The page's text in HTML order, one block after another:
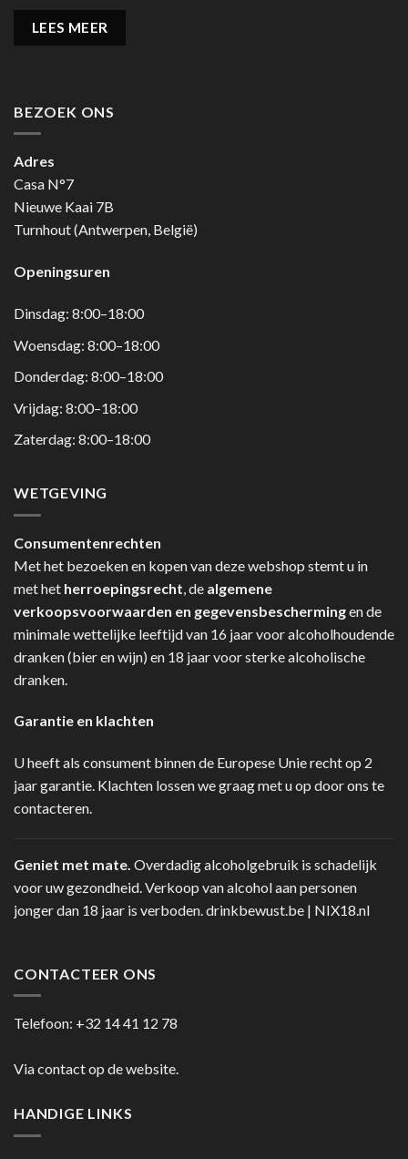
LEES MEER
BEZOEK ONS
Adres
Casa N°7
Nieuwe Kaai 7B
Turnhout (Antwerpen, België)
Openingsuren
Dinsdag: 8:00–18:00
Woensdag: 8:00–18:00
Donderdag: 8:00–18:00
Vrijdag: 8:00–18:00
Zaterdag: 8:00–18:00
WETGEVING
Consumentenrechten
Met het bezoeken en kopen van deze webshop stemt u in
met het herroepingsrecht , de algemene
verkoopsvoorwaarden en gegevensbeschermingen de
minimale wettelijke leeftijd van 16 jaar voor alcoholhoudende
dranken (bier en wijn) en 18 jaar voor sterke alcoholische
dranken.
Garantie en klachten
U heeft als consument binnen de Europese Unie recht op 2
jaar garantie. Klachten lossen we graag met u op door ons te
contacteren.
Geniet met mate. Overdadig alcoholgebruik is schadelijk
voor uw gezondheid. Verkoop van alcohol aan personen
jonger dan 18 jaar is verboden.drinkbewust.be | NIX18.nl
CONTACTEER ONS
Telefoon: +32 14 41 12 78
Via contact op de website.
HANDIGE LINKS